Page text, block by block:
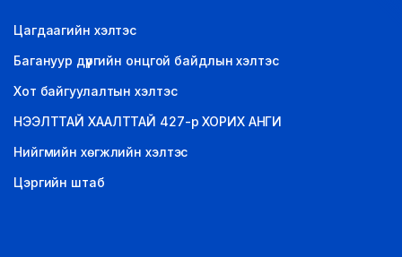
Цагдаагийн хэлтэс
Багануур дүүргийн онцгой байдлын хэлтэс
Хот байгуулалтын хэлтэс
НЭЭЛТТАЙ ХААЛТТАЙ 427-р ХОРИХ АНГИ
Нийгмийн хөгжлийн хэлтэс
Цэргийн штаб